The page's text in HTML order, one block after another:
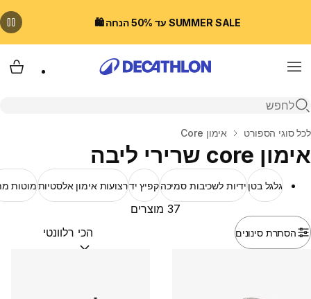
SUMMER SALE עד 50% הנחה 🛍️
Menu
פתיחת חיפוש
בית
לכל סוגי הספורט אימון Core
אימון core שרירי ליבה
גלגל בטן ידיות לשכיבות סמיכהקפיץ ידרצועות אימון אלסטיותמוטות
הסתרת סינונים
37 מוצרים
מיין לפי:(optional)